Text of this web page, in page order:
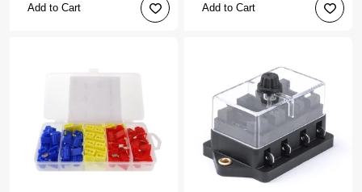
Add to Cart Add to Cart